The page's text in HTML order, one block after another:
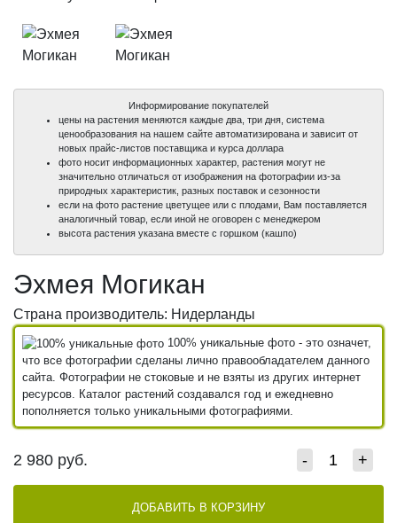
Информирование покупателей
цены на растения меняются каждые два, три дня, система
ценообразования на нашем сайте автоматизирована и зависит от
новых прайс-листов поставщика и курса доллара
фото носит информационных характер, растения могут не
значительно отличаться от изображения на фотографии из-за
природных характеристик, разных поставок и сезонности
если на фото растение цветущее или с плодами, Вам поставляется
аналогичный товар, если иной не оговорен с менеджером
высота растения указана вместе с горшком (кашпо)
Эхмея Могикан
Страна производитель: Нидерланды
100% уникальные фото - это означет,
что все фотографии сделаны лично правообладателем данного
сайта. Фотографии не стоковые и не взяты из других интернет
ресурсов. Каталог растений создавался год и ежедневно
пополняется только уникальными фотографиями.
2 980 руб. - +
ДОБАВИТЬ В КОРЗИНУ